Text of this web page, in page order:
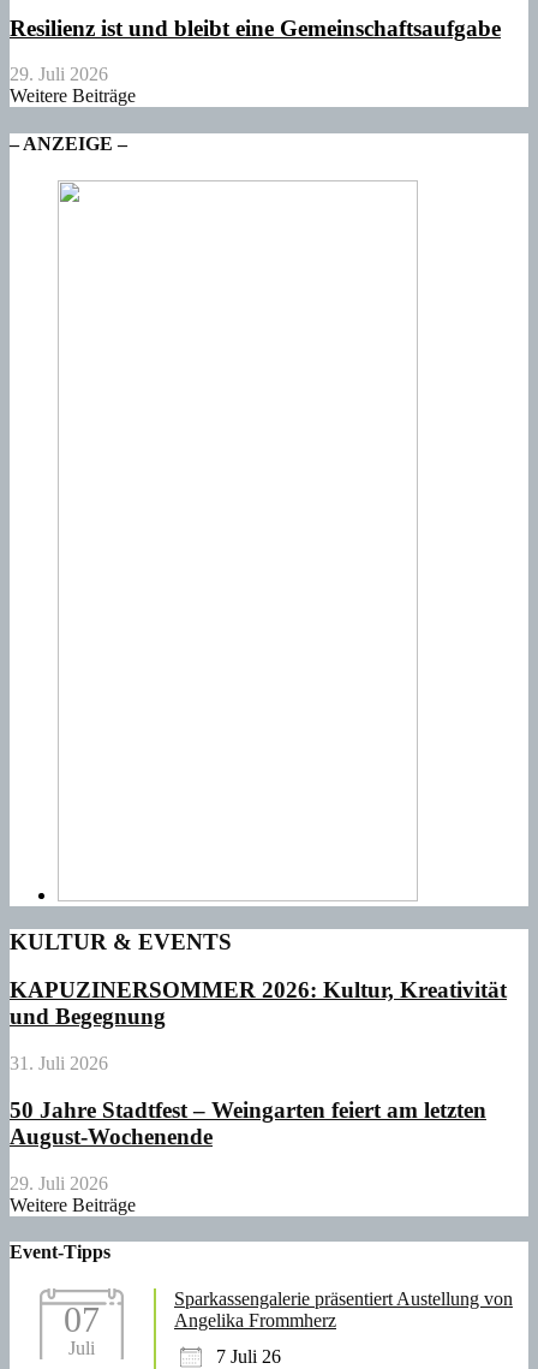
Resilienz ist und bleibt eine Gemeinschaftsaufgabe
29. Juli 2026
Weitere Beiträge
– ANZEIGE –
KULTUR & EVENTS
KAPUZINERSOMMER 2026: Kultur, Kreativität
und Begegnung
31. Juli 2026
50 Jahre Stadtfest – Weingarten feiert am letzten
August-Wochenende
29. Juli 2026
Weitere Beiträge
Event-Tipps
07
Juli
Sparkassengalerie präsentiert Austellung von
Angelika Frommherz
7 Juli 26